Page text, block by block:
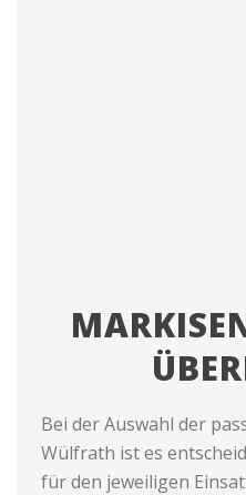
Bei der Auswahl der
Wülfrath ist es
für den jeweiligen